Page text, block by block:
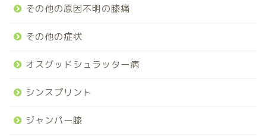
その他の原因不明の膝痛
その他の症状
オスグッドシュラッター病
シンスプリント
ジャンパー膝